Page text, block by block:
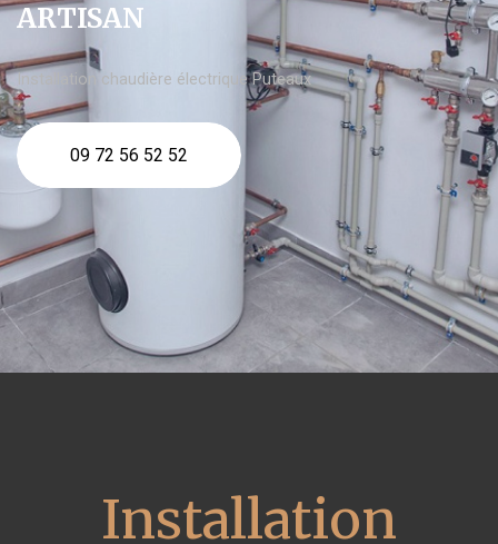
ARTISAN
Installation chaudière électrique Puteaux
09 72 56 52 52
Installation